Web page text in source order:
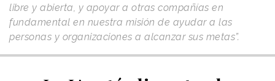
libre y abierta, y apoyar a otras compañías en
fundamental en nuestra misión de ayudar a las
personas y organizaciones a alcanzar sus metas”.